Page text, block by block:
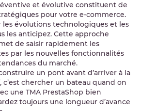
et évolutive constituent de
pour votre e-commerce.
les évolutions technologiques et les
les anticipez. Cette approche
de saisir rapidement les
par les nouvelles fonctionnalités
du marché.
un pont avant d’arriver à la
c’est chercher un bateau quand on
une TMA PrestaShop bien
toujours une longueur d’avance